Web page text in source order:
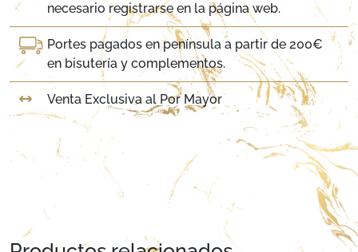
necesario registrarse en la página web.
Portes pagados en península a partir de 200€
en bisutería y complementos.
Venta Exclusiva al Por Mayor